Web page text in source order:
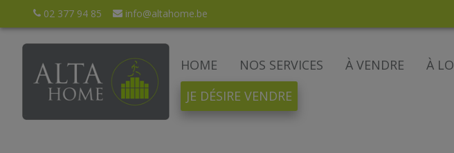
02 377 94 85 info@altahome.be
HOME NOS SERVICES À VENDRE À
JE DÉSIRE VENDRE